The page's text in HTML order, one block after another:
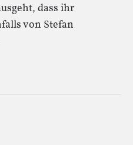
dass ihr
von Stefan